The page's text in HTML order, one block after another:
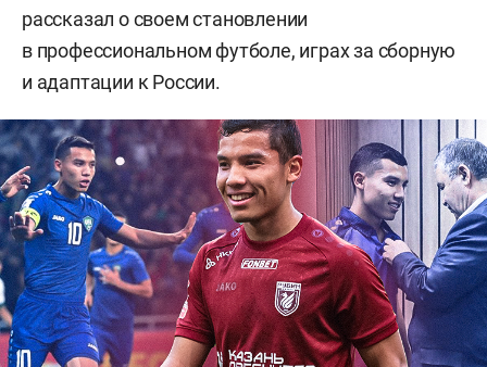
рассказал о своем становлении
в профессиональном футболе, играх за сборную
и адаптации к России.